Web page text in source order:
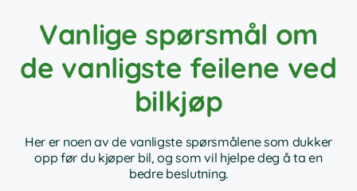
Vanlige spørsmål om
de vanligste feilene ved
bilkjøp
Her er noen av de vanligste spørsmålene som dukker
opp før du kjøper bil, og som vil hjelpe deg å ta en
bedre beslutning.